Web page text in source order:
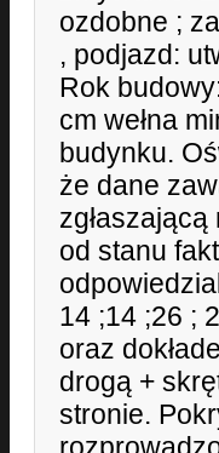
ozdobne ;
, podjazd:
Rok
cm wełna
budynku.
że dane
od stanu
14 ;14 ;26 ;
oraz
drogą +
stronie.